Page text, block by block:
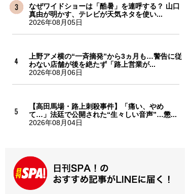
なぜワイドショーは「酷暑」を連呼する？ 山口
真由が明かす、テレビが天気ネタを使い...
2026年08月05日
上野アメ横の“一斉摘発”から3ヵ月も…警告に従
わない店舗が後を絶たず「路上営業が...
2026年08月06日
【高田馬場・路上刺殺事件】「痛い、やめ
て…」法廷で公開された“生々しい音声”…懲...
2026年08月04日